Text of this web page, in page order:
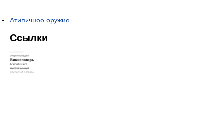
Атипичное оружие
Ссылки